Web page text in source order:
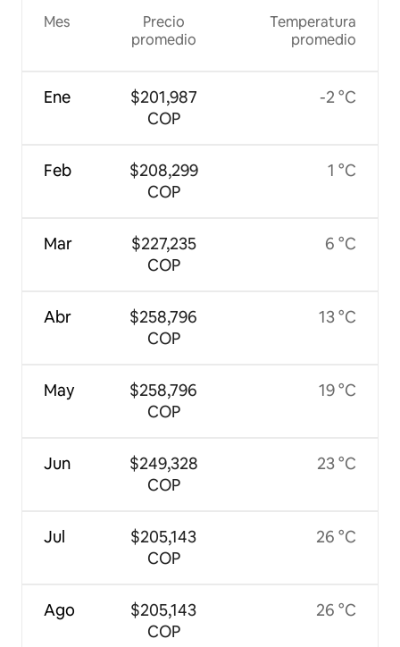
Mes
Ene
Feb
Mar
Abr
May
Jun
Jul
Ago
Precio
promedio
$201,987
COP
$208,299
COP
$227,235
COP
$258,796
COP
$258,796
COP
$249,328
COP
$205,143
COP
$205,143
COP
Temperatura
promedio
-2 °C
1 °C
6 °C
13 °C
19 °C
23 °C
26 °C
26 °C